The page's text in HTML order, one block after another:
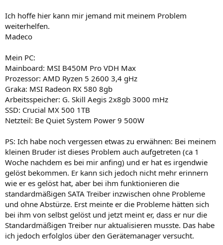
Ich hoffe hier kann mir jemand mit meinem Problem
weiterhelfen.
Madeco
Mein PC:
Mainboard: MSI B450M Pro VDH Max
Prozessor: AMD Ryzen 5 2600 3,4 gHz
Graka: MSI Radeon RX 580 8gb
Arbeitsspeicher: G. Skill Aegis 2x8gb 3000 mHz
SSD: Crucial MX 500 1TB
Netzteil: Be Quiet System Power 9 500W
PS: Ich habe noch vergessen etwas zu erwähnen: Bei meinem
kleinen Bruder ist dieses Problem auch aufgetreten (ca 1
Woche nachdem es bei mir anfing) und er hat es irgendwie
gelöst bekommen. Er kann sich jedoch nicht mehr erinnern
wie er es gelöst hat, aber bei ihm funktionieren die
standardmäßigen SATA Treiber inzwischen ohne Probleme
und ohne Abstürze. Erst meinte er die Probleme hätten sich
bei ihm von selbst gelöst und jetzt meint er, dass er nur die
Standardmäßigen Treiber nur aktualisieren musste. Das habe
ich jedoch erfolglos über den Gerätemanager versucht.